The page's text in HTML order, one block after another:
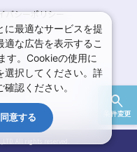
条件変更
県
県
県
川県ホテル・旅館
県ホテル・旅館
県ホテル・旅館
温泉(山形)
温泉(宮城)
温泉(福島)
旅行・ツアー
旅行・ツアー
旅行・ツアー
川旅行・ツアー
旅行・ツアー
旅 国内版
ルデンウィーク（GW）の国内
国内旅行
国内旅行
の国内旅行
バシーポリシー
ついて
報
に最適なサービスを提
な広告を表示するこ
す。Cookieの使用に
選択してください。詳
確認ください。
同意する